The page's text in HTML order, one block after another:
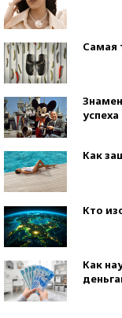
Самая
Как
Кто
Как